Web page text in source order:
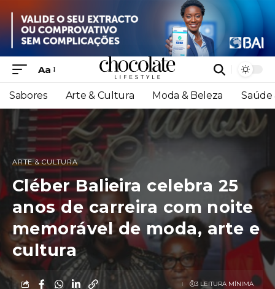
Aa
Sabores Arte & Cultura Moda & Beleza Saúde
ARTE & CULTURA
Cléber Balieira celebra 25
anos de carreira com noite
memorável de moda, arte e
cultura
3 LEITURA MÍNIMA